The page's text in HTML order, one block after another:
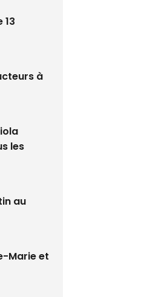
13
à
les
au
Marie et